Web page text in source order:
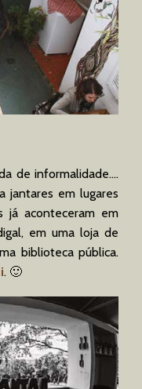
de informalidade….
jantares em lugares
já aconteceram em
em uma loja de
biblioteca pública.
. 🙂